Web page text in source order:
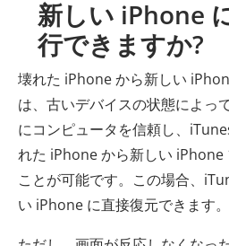
新しい iPhone
行できますか?
壊れた iPhone から新しい
は、古いデバイスの状態によっ
にコンピュータを信頼し、
れた iPhone から新しい iPhone
ことが可能です。この場合、
い iPhone に直接復元できます。